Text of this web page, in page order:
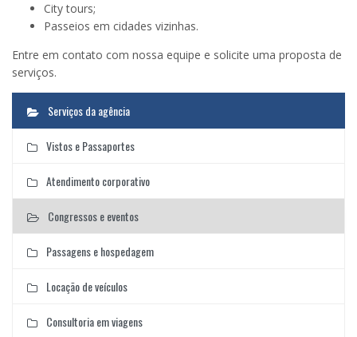
City tours;
Passeios em cidades vizinhas.
Entre em contato com nossa equipe e solicite uma proposta de
serviços.
Serviços da agência
Vistos e Passaportes
Atendimento corporativo
Congressos e eventos
Passagens e hospedagem
Locação de veículos
Consultoria em viagens